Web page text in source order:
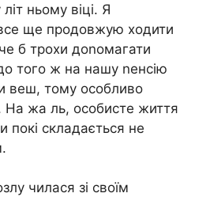
ньому віці. Я
ще продовжую ходити
б трохи доnомагати
того ж на нашу nенсію
веш, тому особливо
На жа ль, особисте життя
покі складається не
чилася зі своїм